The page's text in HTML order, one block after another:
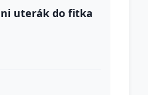
uterák do fitka